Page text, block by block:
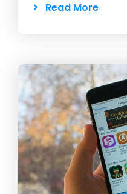
Read More